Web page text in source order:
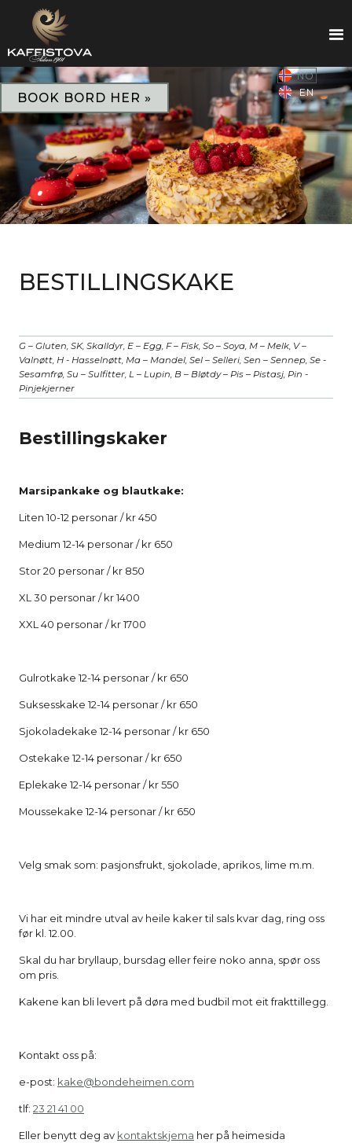
NO
EN
BOOK BORD HER »
BESTILLINGSKAKE
G – Gluten, SK, Skalldyr, E – Egg, F – Fisk, So – Soya, M – Melk, V –
Valnøtt, H - Hasselnøtt, Ma – Mandel, Sel – Selleri, Sen – Sennep, Se -
Sesamfrø, Su – Sulfitter, L – Lupin, B – Bløtdy – Pis – Pistasj, Pin -
Pinjekjerner
Bestillingskaker
Marsipankake og blautkake:
Liten 10-12 personar / kr 450
Medium 12-14 personar / kr 650
Stor 20 personar / kr 850
XL 30 personar / kr 1400
XXL 40 personar / kr 1700
Gulrotkake 12-14 personar / kr 650
Suksesskake 12-14 personar / kr 650
Sjokoladekake 12-14 personar / kr 650
Ostekake 12-14 personar / kr 650
Eplekake 12-14 personar / kr 550
Moussekake 12-14 personar / kr 650
Velg smak som: pasjonsfrukt, sjokolade, aprikos, lime m.m.
Vi har eit mindre utval av heile kaker til sals kvar dag, ring oss
før kl. 12.00.
Skal du har bryllaup, bursdag eller feire noko anna, spør oss
om pris.
Kakene kan bli levert på døra med budbil mot eit frakttillegg.
Kontakt oss på:
e-post: kake@bondeheimen.com
tlf: 23 21 41 00
Eller benytt deg av kontaktskjema her på heimesida